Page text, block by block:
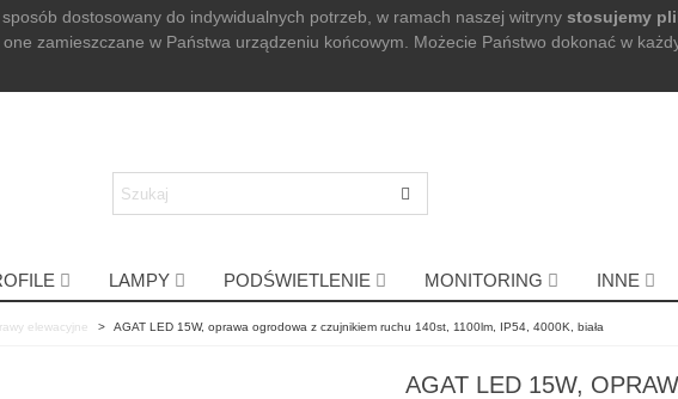
dostosowany do indywidualnych potrzeb, w ramach naszej witryny stosujemy
zamieszczane w Państwa urządzeniu końcowym. Możecie Państwo dokonać w
LAMPY PODŚWIETLENIE MONITORING INNE
elewacyjne > AGAT LED 15W, oprawa ogrodowa z czujnikiem ruchu 140st, 1100lm, IP54, 4000K, biała
AGAT LED 15W,